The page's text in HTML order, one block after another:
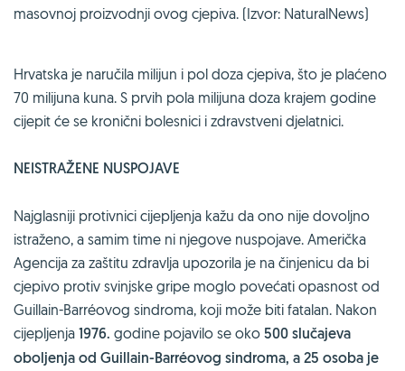
masovnoj proizvodnji ovog cjepiva. (Izvor: NaturalNews)
Hrvatska je naručila milijun i pol doza cjepiva, što je plaćeno
70 milijuna kuna. S prvih pola milijuna doza krajem godine
cijepit će se kronični bolesnici i zdravstveni djelatnici.
NEISTRAŽENE NUSPOJAVE
Najglasniji protivnici cijepljenja kažu da ono nije dovoljno
istraženo, a samim time ni njegove nuspojave. Američka
Agencija za zaštitu zdravlja upozorila je na činjenicu da bi
cjepivo protiv svinjske gripe moglo povećati opasnost od
Guillain-Barréovog sindroma, koji može biti fatalan. Nakon
cijepljenja 1976. godine pojavilo se oko 500 slučajeva
oboljenja od Guillain-Barréovog sindroma, a 25 osoba je